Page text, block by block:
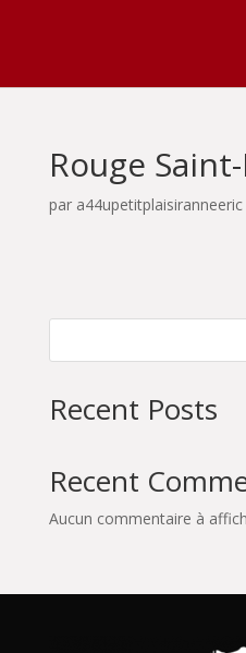
Rouge
par a44upetitplaisiranneeric
Recent Posts
Recent
Aucun commentaire à